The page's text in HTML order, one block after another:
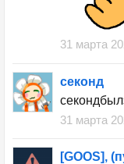
31 марта
секонд
31 марта
[GOOS],